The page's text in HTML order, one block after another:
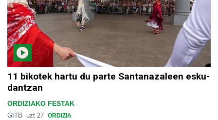
11 bikotek hartu du parte Santanazaleen esku-
dantzan
ORDIZIAKO FESTAK
GITB uzt 27 ORDIZIA